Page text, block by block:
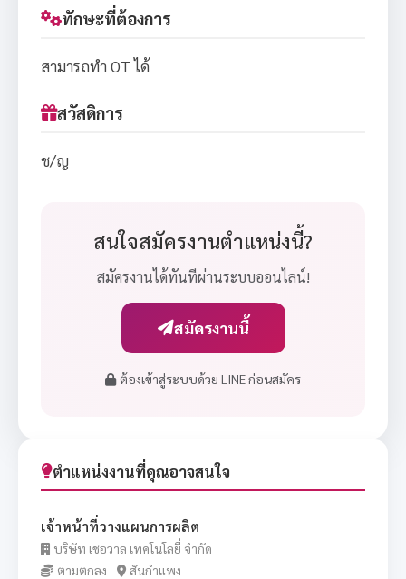
ทักษะที่ต้องการ
สามารถทำ OT ได้
สวัสดิการ
ช/ญ
สนใจสมัครงานตำแหน่งนี้?
สมัครงานได้ทันทีผ่านระบบออนไลน์!
สมัครงานนี้
ต้องเข้าสู่ระบบด้วย LINE ก่อนสมัคร
ตำแหน่งงานที่คุณอาจสนใจ
เจ้าหน้าที่วางแผนการผลิต
บริษัท เชอวาล เทคโนโลยี่ จำกัด
ตามตกลง
สันกำแพง